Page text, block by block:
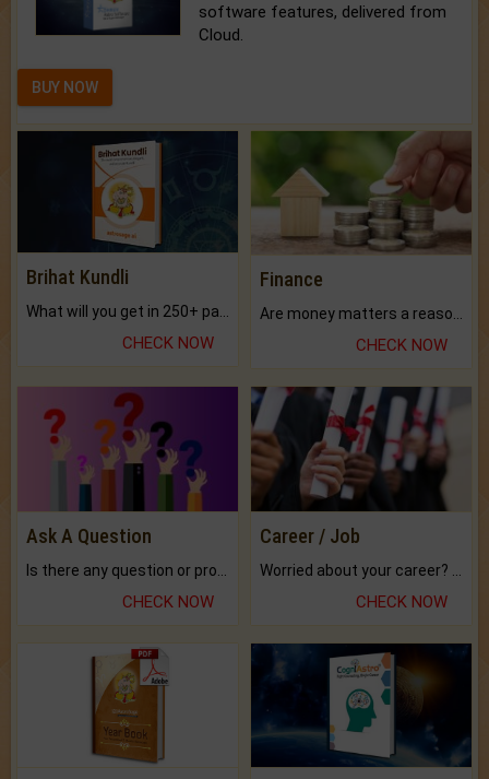
software features, delivered from
Cloud.
BUY NOW
Brihat Kundli
CHECK NOW
Finance
CHECK NOW
Ask A Question
CHECK NOW
Career / Job
CHECK NOW